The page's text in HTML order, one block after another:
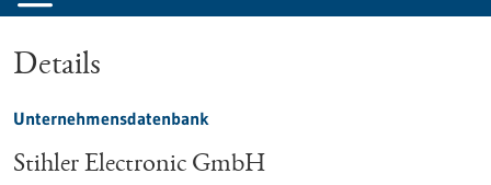
Details
Unternehmensdatenbank
Stihler Electronic GmbH